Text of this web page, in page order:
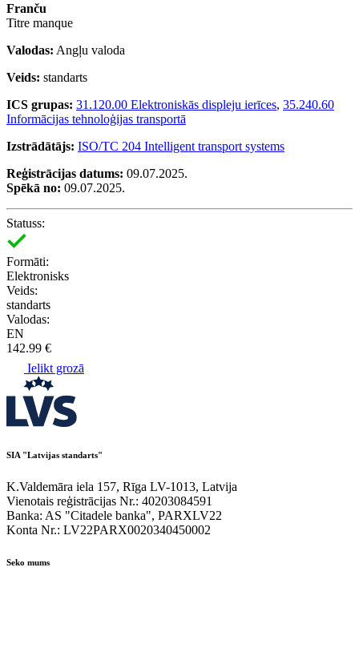
Franču
Titre manque
Valodas: Angļu valoda
Veids: standarts
ICS grupas: 31.120.00 Elektroniskās displeju ierīces, 35.240.60
Informācijas tehnoloģijas transportā
Izstrādātājs: ISO/TC 204 Intelligent transport systems
Reģistrācijas datums: 09.07.2025.
Spēkā no: 09.07.2025.
Statuss:
Formāti:
Elektronisks
Veids:
standarts
Valodas:
EN
142.99 €
Ielikt grozā
SIA "Latvijas standarts"
K.Valdemāra iela 157, Rīga LV-1013, Latvija
Vienotais reģistrācijas Nr.: 40203084591
Banka: AS "Citadele banka", PARXLV22
Konta Nr.: LV22PARX0020340450002
Seko mums